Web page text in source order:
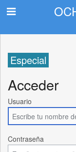
Especial
Acceder
Usuario
Contraseña